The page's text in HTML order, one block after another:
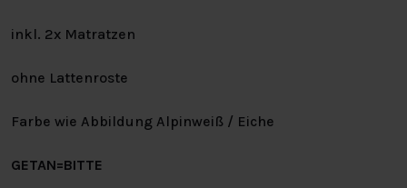
inkl. 2x Matratzen
ohne Lattenroste
Farbe wie Abbildung Alpinweiß / Eiche
GETAN=BITTE